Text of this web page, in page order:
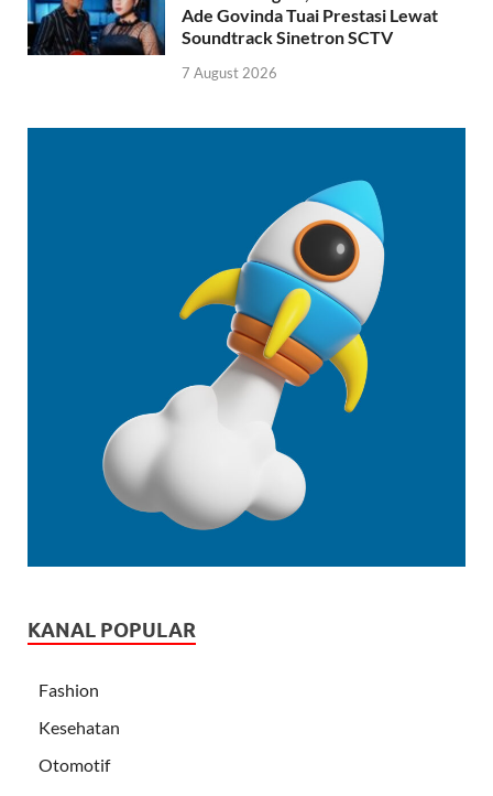
Ade Govinda Tuai Prestasi Lewat
Soundtrack Sinetron SCTV
7 August 2026
KANAL POPULAR
Fashion
Kesehatan
Otomotif